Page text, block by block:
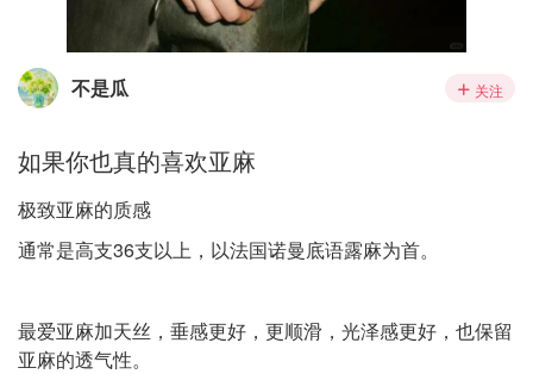
不是瓜 关注
如果你也真的喜欢亚麻
极致亚麻的质感
通常是高支36支以上，以法国诺曼底语露麻为首。
最爱亚麻加天丝，垂感更好，更顺滑，光泽感更好，也保留
亚麻的透气性。